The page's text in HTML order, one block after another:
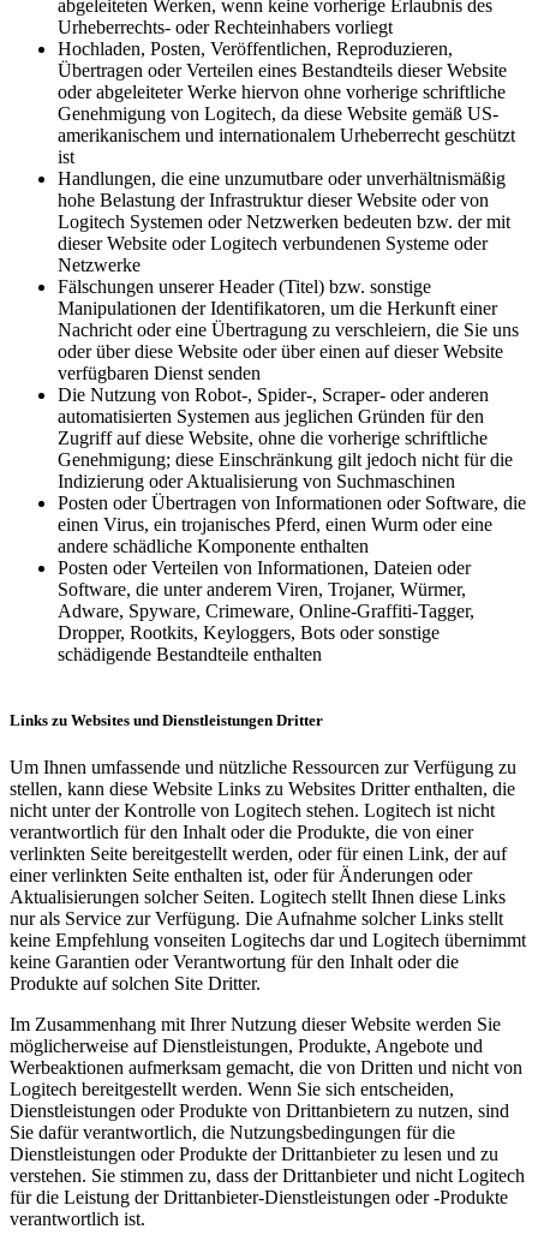
abgeleiteten Werken, wenn keine vorherige Erlaubnis des
Urheberrechts- oder Rechteinhabers vorliegt
Hochladen, Posten, Veröffentlichen, Reproduzieren,
Übertragen oder Verteilen eines Bestandteils dieser Website
oder abgeleiteter Werke hiervon ohne vorherige schriftliche
Genehmigung von Logitech, da diese Website gemäß US-
amerikanischem und internationalem Urheberrecht geschützt
ist
Handlungen, die eine unzumutbare oder unverhältnismäßig
hohe Belastung der Infrastruktur dieser Website oder von
Logitech Systemen oder Netzwerken bedeuten bzw. der mit
dieser Website oder Logitech verbundenen Systeme oder
Netzwerke
Fälschungen unserer Header (Titel) bzw. sonstige
Manipulationen der Identifikatoren, um die Herkunft einer
Nachricht oder eine Übertragung zu verschleiern, die Sie uns
oder über diese Website oder über einen auf dieser Website
verfügbaren Dienst senden
Die Nutzung von Robot-, Spider-, Scraper- oder anderen
automatisierten Systemen aus jeglichen Gründen für den
Zugriff auf diese Website, ohne die vorherige schriftliche
Genehmigung; diese Einschränkung gilt jedoch nicht für die
Indizierung oder Aktualisierung von Suchmaschinen
Posten oder Übertragen von Informationen oder Software, die
einen Virus, ein trojanisches Pferd, einen Wurm oder eine
andere schädliche Komponente enthalten
Posten oder Verteilen von Informationen, Dateien oder
Software, die unter anderem Viren, Trojaner, Würmer,
Adware, Spyware, Crimeware, Online-Graffiti-Tagger,
Dropper, Rootkits, Keyloggers, Bots oder sonstige
schädigende Bestandteile enthalten
Links zu Websites und Dienstleistungen Dritter
Um Ihnen umfassende und nützliche Ressourcen zur Verfügung zu
stellen, kann diese Website Links zu Websites Dritter enthalten, die
nicht unter der Kontrolle von Logitech stehen. Logitech ist nicht
verantwortlich für den Inhalt oder die Produkte, die von einer
verlinkten Seite bereitgestellt werden, oder für einen Link, der auf
einer verlinkten Seite enthalten ist, oder für Änderungen oder
Aktualisierungen solcher Seiten. Logitech stellt Ihnen diese Links
nur als Service zur Verfügung. Die Aufnahme solcher Links stellt
keine Empfehlung vonseiten Logitechs dar und Logitech übernimmt
keine Garantien oder Verantwortung für den Inhalt oder die
Produkte auf solchen Site Dritter.
Im Zusammenhang mit Ihrer Nutzung dieser Website werden Sie
möglicherweise auf Dienstleistungen, Produkte, Angebote und
Werbeaktionen aufmerksam gemacht, die von Dritten und nicht von
Logitech bereitgestellt werden. Wenn Sie sich entscheiden,
Dienstleistungen oder Produkte von Drittanbietern zu nutzen, sind
Sie dafür verantwortlich, die Nutzungsbedingungen für die
Dienstleistungen oder Produkte der Drittanbieter zu lesen und zu
verstehen. Sie stimmen zu, dass der Drittanbieter und nicht Logitech
für die Leistung der Drittanbieter-Dienstleistungen oder -Produkte
verantwortlich ist.